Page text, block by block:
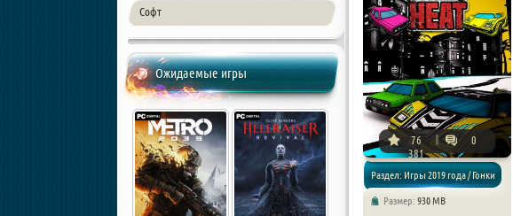
Софт
Ожидаемые игры
76
381
0
Раздел: Игры 2019 года / Гонки
Размер: 930 MB